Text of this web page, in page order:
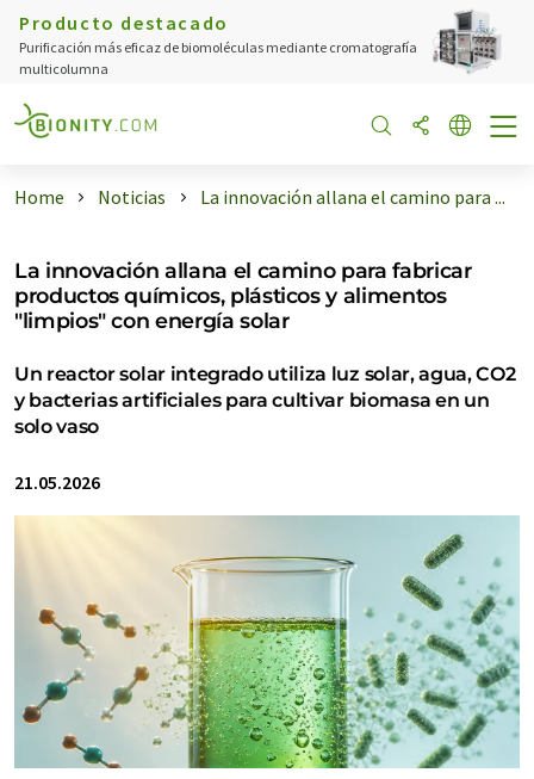
Producto destacado
Purificación más eficaz de biomoléculas mediante cromatografía
multicolumna
Home Noticias La innovación allana el camino para ...
La innovación allana el camino para fabricar
productos químicos, plásticos y alimentos
"limpios" con energía solar
Un reactor solar integrado utiliza luz solar, agua, CO2
y bacterias artificiales para cultivar biomasa en un
solo vaso
21.05.2026